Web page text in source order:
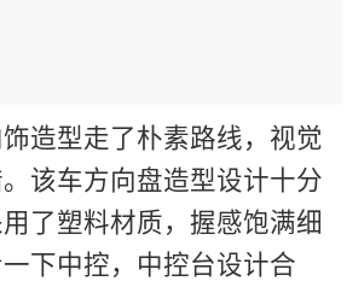
造型走了朴素路线，视觉
该车方向盘造型设计十分
了塑料材质，握感饱满细
下中控，中控台设计合